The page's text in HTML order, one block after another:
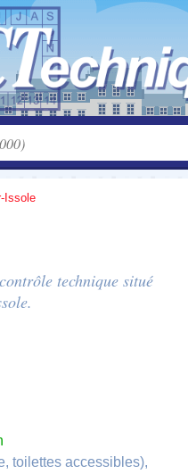
Issole
technique situé
toilettes accessibles),